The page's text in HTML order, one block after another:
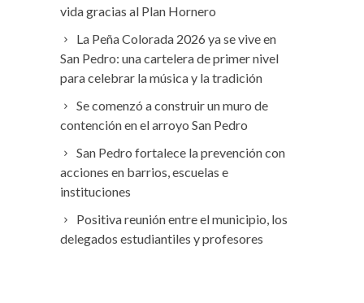
vida gracias al Plan Hornero
La Peña Colorada 2026 ya se vive en
San Pedro: una cartelera de primer nivel
para celebrar la música y la tradición
Se comenzó a construir un muro de
contención en el arroyo San Pedro
San Pedro fortalece la prevención con
acciones en barrios, escuelas e
instituciones
Positiva reunión entre el municipio, los
delegados estudiantiles y profesores